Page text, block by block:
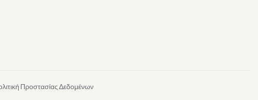
Προστασίας Δεδομένων